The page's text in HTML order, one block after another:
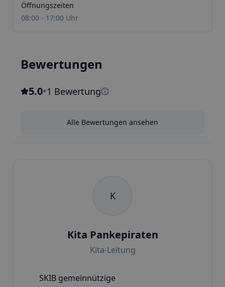
Öffnungszeiten
08:00 - 17:00 Uhr
Bewertungen
5.0•1 Bewertung
Alle Bewertungen ansehen
K
Kita Pankepiraten
Kita-Leitung
SKIB gemeinnützige